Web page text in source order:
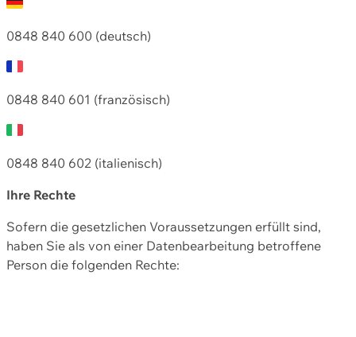
0848 840 600 (deutsch)
0848 840 601 (französisch)
0848 840 602 (italienisch)
Ihre Rechte
Sofern die gesetzlichen Voraussetzungen erfüllt sind,
haben Sie als von einer Datenbearbeitung betroffene
Person die folgenden Rechte: